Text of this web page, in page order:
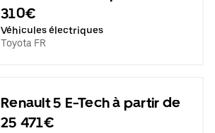
310€
Véhicules électriques
Toyota FR
Renault 5 E-Tech à partir de
25 471€